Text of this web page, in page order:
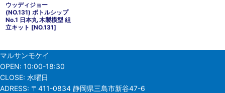
ウッディジョー
(NO.131) ボトルシップ
No.1 日本丸 木製模型 組
立キット [NO.131]
マルサンモケイ
OPEN: 10:00-18:30
CLOSE: 水曜日
ADRESS: 〒411-0834 静岡県三島市新谷47-6